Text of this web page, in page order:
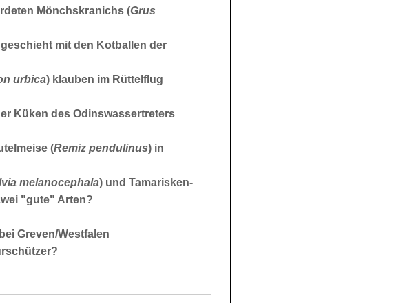
Mönchskranichs (Grus
geschieht mit den Kotballen der
urbica) klauben im Rüttelflug
Küken des Odinswassertreters
(Remiz pendulinus) in
melanocephala) und Tamarisken-
"gute" Arten?
Greven/Westfalen